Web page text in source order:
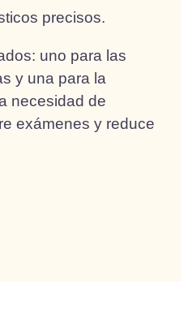
precisos.
uno para las
y una para la
necesidad de
exámenes y reduce